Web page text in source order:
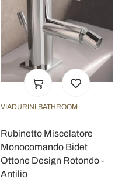
VIADURINI BATHROOM
Rubinetto Miscelatore
Monocomando Bidet
Ottone Design Rotondo -
Antilio